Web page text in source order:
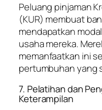
Peluang pinjaman
(KUR) membuat
mendapatkan
usaha mereka.
memanfaatkan ini
pertumbuhan yang
7. Pelatihan dan
Keterampilan